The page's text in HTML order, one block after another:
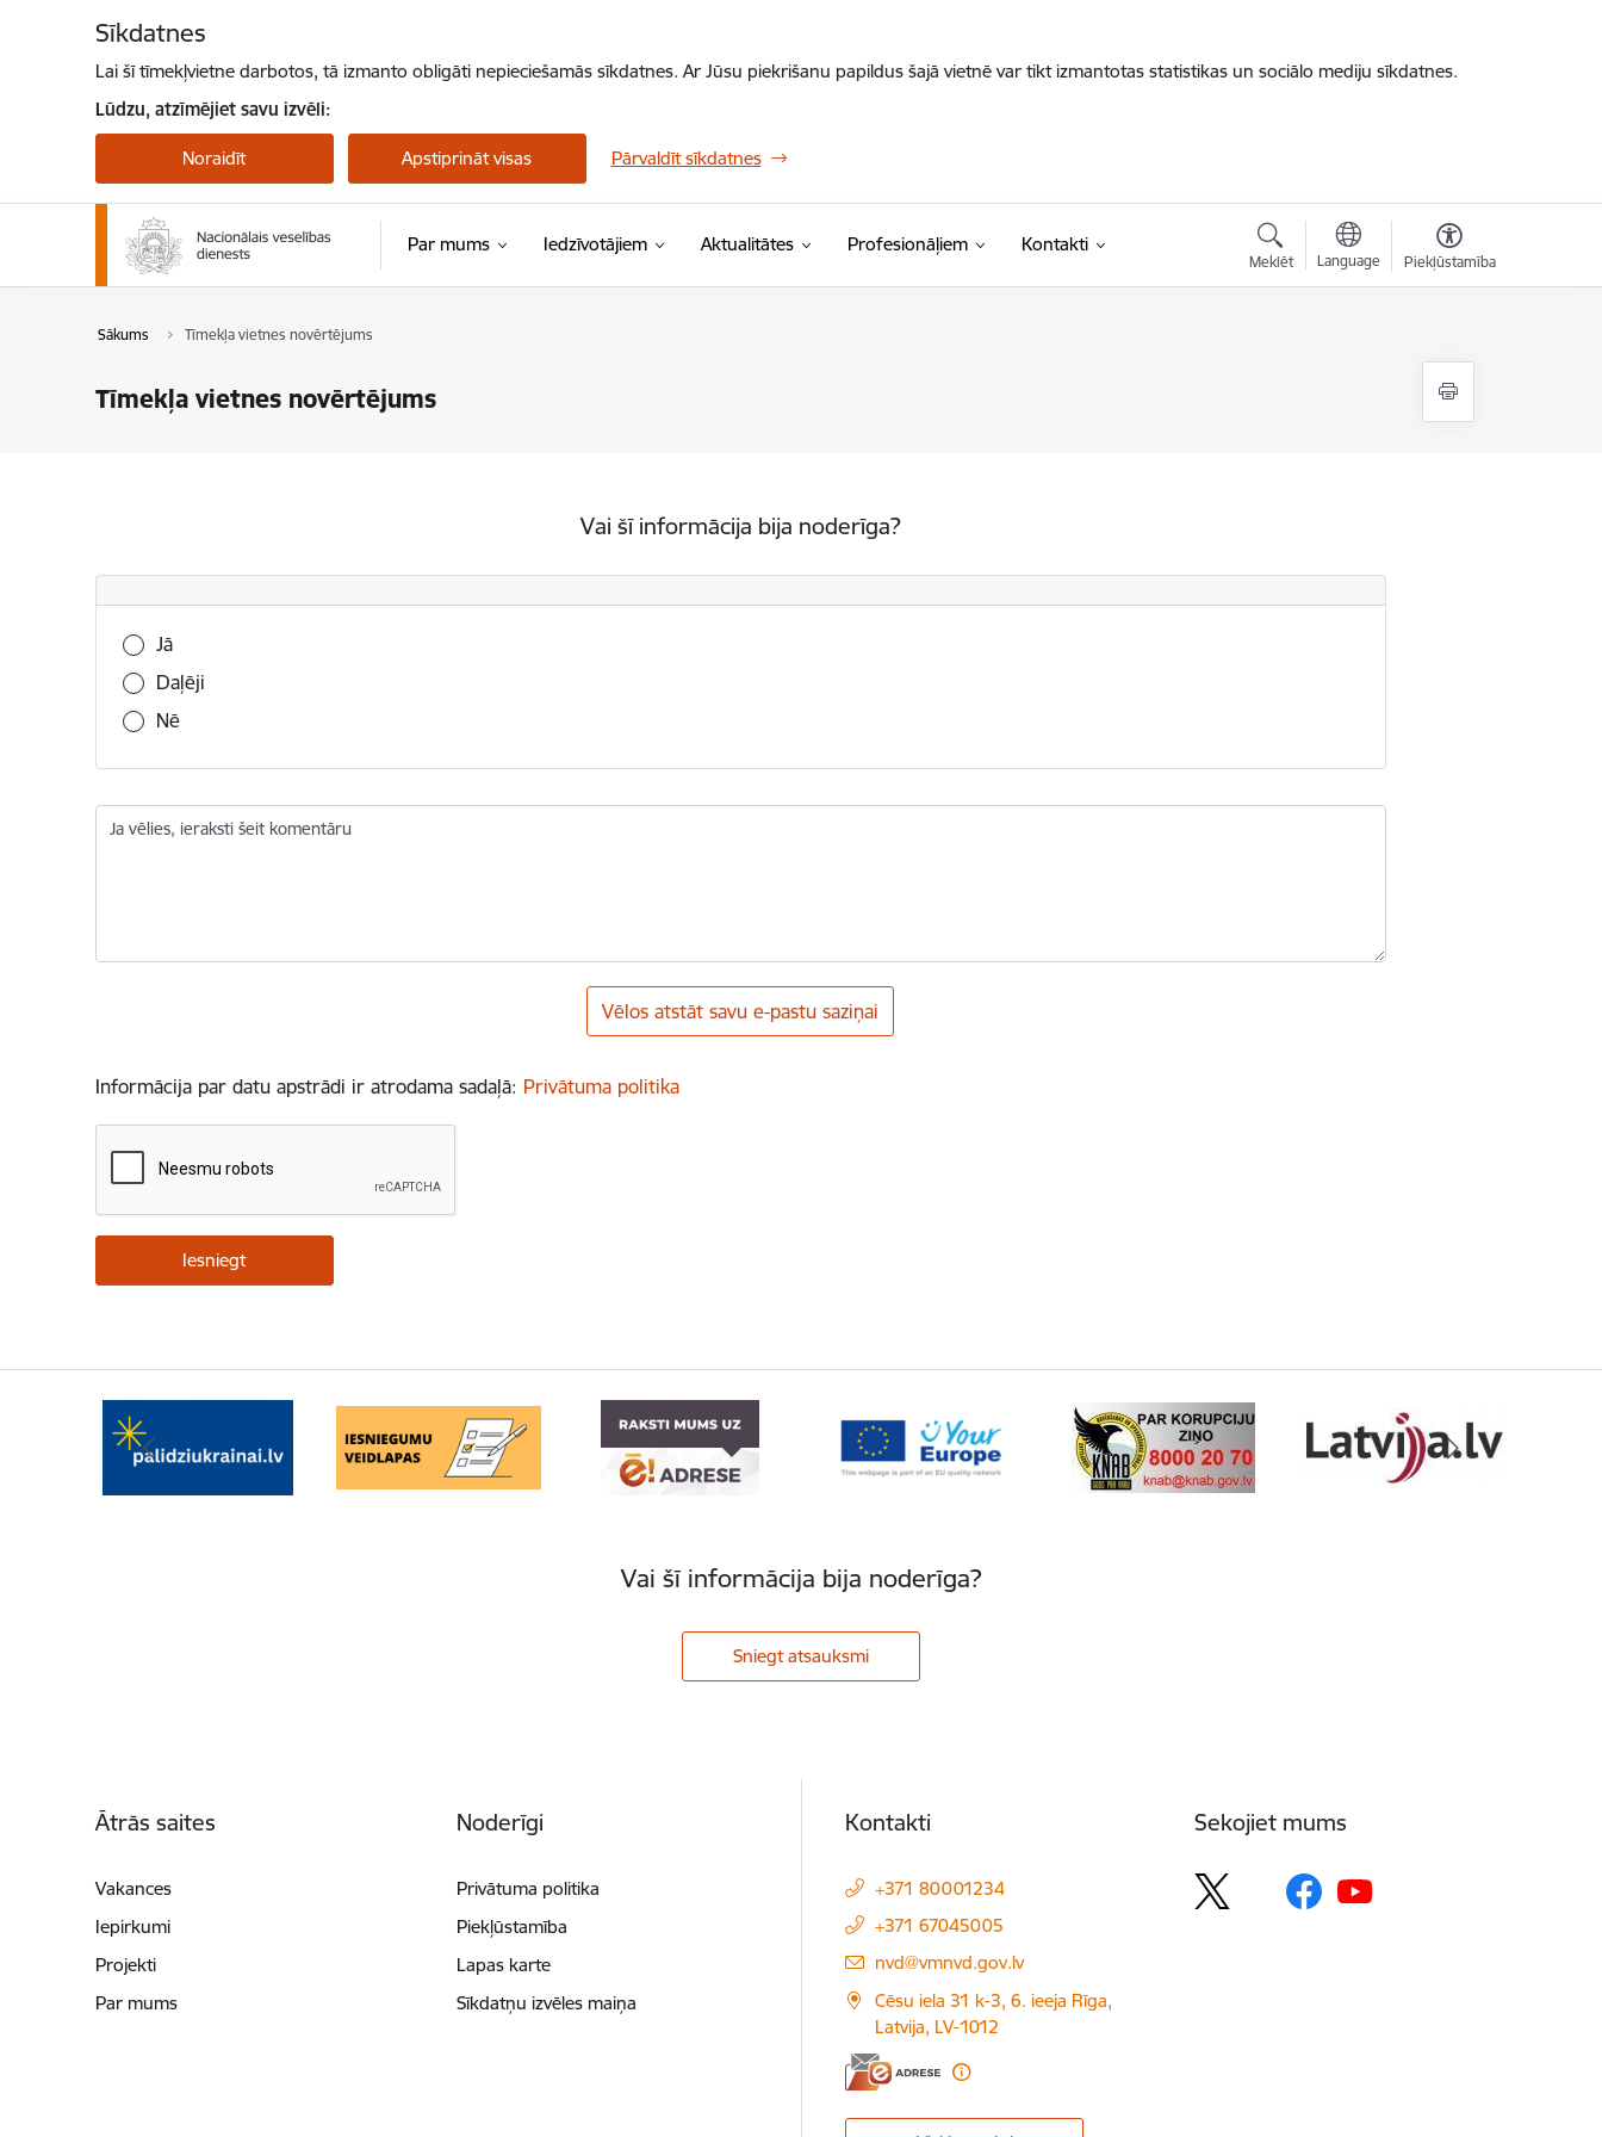
Sīkdatnes
Lai šī tīmekļvietne darbotos, tā izmanto obligāti nepieciešamās sīkdatnes. Ar Jūsu piekrišanu papildus šajā vietnē var tikt izmantotas statistikas un sociālo mediju sīkdatnes.
Lūdzu, atzīmējiet savu izvēli:
Noraidīt Apstiprināt visas Pārvaldīt sīkdatnes
Par mums Iedzīvotājiem Aktualitātes Profesionāļiem Kontakti
Meklēt Language Piekļūstamība
Sākums Tīmekļa vietnes novērtējums
Tīmekļa vietnes novērtējums
Vai šī informācija bija noderīga?
Vai šī informācija bija noderīga?
Jā
Daļēji
Nē
Ja vēlies, ieraksti šeit komentāru
Vēlos atstāt savu e-pastu saziņai
Informācija par datu apstrādi ir atrodama sadaļā: Privātuma politika
Vai šī informācija bija noderīga?
Sniegt atsauksmi
Ātrās saites
Vakances
Iepirkumi
Projekti
Par mums
Noderīgi
Privātuma politika
Piekļūstamība
Lapas karte
Sīkdatņu izvēles maiņa
Kontakti
+371 80001234
+371 67045005
E-pasts:
nvd@vmnvd.gov.lv
Cēsu iela 31 k-3, 6. ieeja Rīga,
Latvija, LV-1012
Sekojiet mums